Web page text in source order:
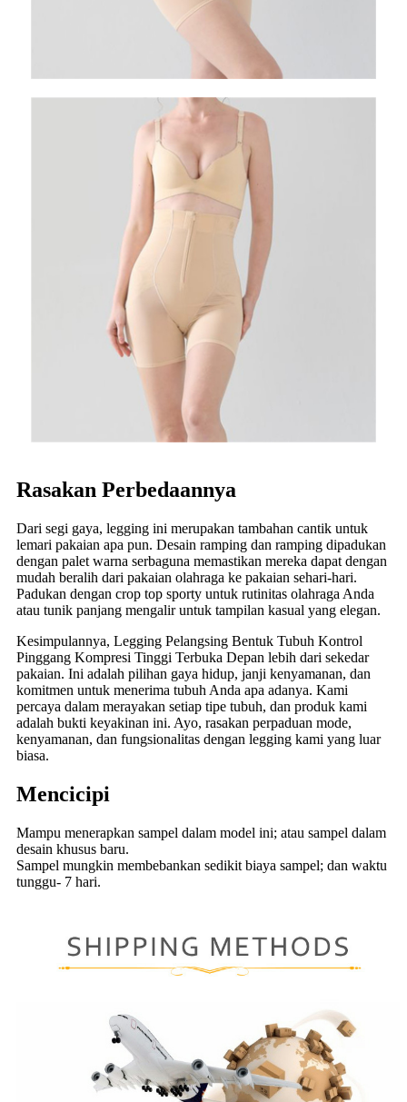
Rasakan Perbedaannya
Dari segi gaya, legging ini merupakan tambahan cantik untuk
lemari pakaian apa pun. Desain ramping dan ramping dipadukan
dengan palet warna serbaguna memastikan mereka dapat dengan
mudah beralih dari pakaian olahraga ke pakaian sehari-hari.
Padukan dengan crop top sporty untuk rutinitas olahraga Anda
atau tunik panjang mengalir untuk tampilan kasual yang elegan.
Kesimpulannya, Legging Pelangsing Bentuk Tubuh Kontrol
Pinggang Kompresi Tinggi Terbuka Depan lebih dari sekedar
pakaian. Ini adalah pilihan gaya hidup, janji kenyamanan, dan
komitmen untuk menerima tubuh Anda apa adanya. Kami
percaya dalam merayakan setiap tipe tubuh, dan produk kami
adalah bukti keyakinan ini. Ayo, rasakan perpaduan mode,
kenyamanan, dan fungsionalitas dengan legging kami yang luar
biasa.
Mencicipi
Mampu menerapkan sampel dalam model ini; atau sampel dalam
desain khusus baru.
Sampel mungkin membebankan sedikit biaya sampel; dan waktu
tunggu- 7 hari.